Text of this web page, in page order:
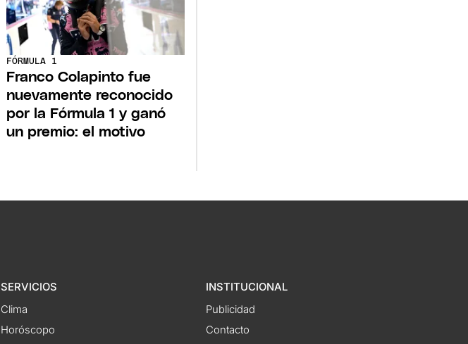
FÓRMULA 1
Franco Colapinto fue
nuevamente reconocido
por la Fórmula 1 y ganó
un premio: el motivo
SERVICIOS
Clima
Horóscopo
INSTITUCIONAL
Publicidad
Contacto